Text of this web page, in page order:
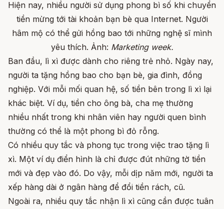
Hiện nay, nhiều người sử dụng phong bì số khi chuyển
tiền mừng tới tài khoản bạn bè qua Internet. Người
hâm mộ có thể gửi hồng bao tới những nghệ sĩ mình
yêu thích. Ảnh: Marketing week.
Ban đầu, lì xì được dành cho riêng trẻ nhỏ. Ngày nay,
người ta tặng hồng bao cho bạn bè, gia đình, đồng
nghiệp. Với mỗi mối quan hệ, số tiền bên trong lì xì lại
khác biệt. Ví dụ, tiền cho ông bà, cha mẹ thường
nhiều nhất trong khi nhân viên hay người quen bình
thường có thể là một phong bì đỏ rỗng.
Có nhiều quy tắc và phong tục trong việc trao tặng lì
xì. Một ví dụ điển hình là chỉ được đút những tờ tiền
mới và đẹp vào đó. Do vậy, mỗi dịp năm mới, người ta
xếp hàng dài ở ngân hàng để đổi tiền rách, cũ.
Ngoài ra, nhiều quy tắc nhận lì xì cũng cần được tuân